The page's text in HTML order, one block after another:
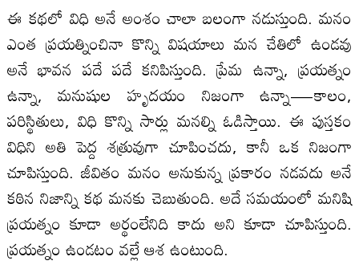
ఈ కథలో విధి అనే అంశం చాలా బలంగా నడుస్తుంది. మనం
ఎంత ప్రయత్నించినా కొన్ని విషయాలు మన చేతిలో ఉండవు
అనే భావన పదే పదే కనిపిస్తుంది. ప్రేమ ఉన్నా, ప్రయత్నం
ఉన్నా, మనుషుల హృదయం నిజంగా ఉన్నా—కాలం,
పరిస్థితులు, విధి కొన్ని సార్లు మనల్ని ఓడిస్తాయి. ఈ పుస్తకం
విధిని అతి పెద్ద శత్రువుగా చూపించదు, కానీ ఒక నిజంగా
చూపిస్తుంది. జీవితం మనం అనుకున్న ప్రకారం నడవదు అనే
కఠిన నిజాన్ని కథ మనకు చెబుతుంది. అదే సమయంలో మనిషి
ప్రయత్నం కూడా అర్థంలేనిది కాదు అని కూడా చూపిస్తుంది.
ప్రయత్నం ఉండటం వల్లే ఆశ ఉంటుంది.